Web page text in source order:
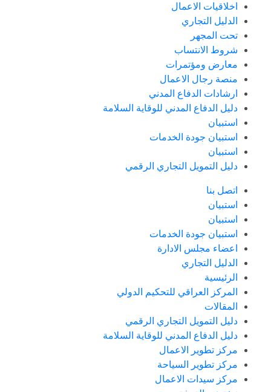
اخلاقيات الاعمال
الدليل التجاري
تحت المجهر
شروط الانتساب
معارض ومؤتمرات
منصة رجال الاعمال
ارشادات الدفاع المدني
دليل الدفاع المدني للوقاية السلامة
استبيان
استبيان جودة الخدمات
استبيان
دليل التمويل التجاري الرقمي
اتصل بنا
استبيان
استبيان
استبيان جودة الخدمات
اعضاء مجلس الادارة
الدليل التجاري
الرئيسية
المركز العراقي للتحكيم الدولي
المقالات
دليل التمويل التجاري الرقمي
دليل الدفاع المدني للوقاية السلامة
مركز تطوير الاعمال
مركز تطوير السياحة
مركز سيدات الاعمال